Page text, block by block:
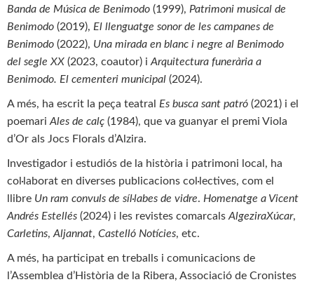
Banda de Música de Benimodo (1999), Patrimoni musical de
Benimodo (2019), El llenguatge sonor de les campanes de
Benimodo (2022), Una mirada en blanc i negre al Benimodo
del segle XX (2023, coautor) i Arquitectura funerària a
Benimodo. El cementeri municipal (2024).
A més, ha escrit la peça teatral Es busca sant patró (2021) i el
poemari Ales de calç (1984), que va guanyar el premi Viola
d’Or als Jocs Florals d’Alzira.
Investigador i estudiós de la història i patrimoni local, ha
col·laborat en diverses publicacions col·lectives, com el
llibre Un ram convuls de síl·­labes de vidre. Homenatge a Vicent
Andrés Estellés (2024) i les revistes comarcals AlgeziraXúcar,
Carletins, Aljannat, Castelló Notícies, etc.
A més, ha participat en treballs i comunicacions de
l’Assemblea d’Història de la Ribera, Associació de Cronistes